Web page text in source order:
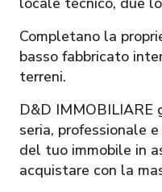
Completano la
basso fabbricato
terreni.
D&D IMMOBILIARE
seria, professionale
del tuo immobile in
acquistare con la